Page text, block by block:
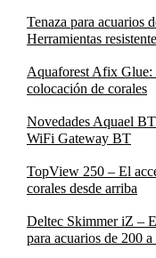
Tenaza para
Herramientas
Aquaforest Afix Glue:
colocación de corales
Novedades Aquael
WiFi Gateway BT
TopView 250 – El
corales desde arriba
Deltec Skimmer iZ –
para acuarios de 200